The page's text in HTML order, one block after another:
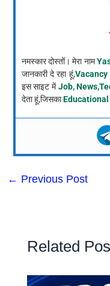
नमस्कार दोस्तों। मेरा नाम
जानकारी दे रहा हूं,Vacancy
इस साइट मेंJob,
देता हूं,जिसकाEducational
← Previous Post
Related